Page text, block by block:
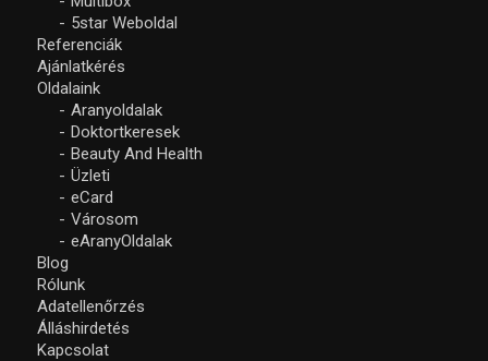
5star Weboldal
Referenciák
Ajánlatkérés
Oldalaink
Aranyoldalak
Doktortkeresek
Beauty And Health
Üzleti
eCard
Városom
eAranyOldalak
Blog
Rólunk
Adatellenőrzés
Álláshirdetés
Kapcsolat